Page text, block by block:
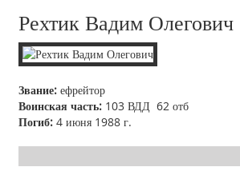
Рехтик Вадим Олегович
Звание: ефрейтор
Воинская часть: 103 ВДД 62 отб
Погиб: 4 июня 1988 г.